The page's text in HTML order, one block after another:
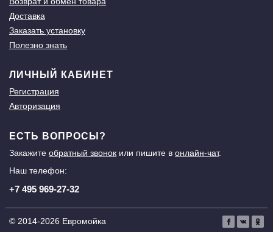
Доставка
Заказать установку
Полезно знать
ЛИЧНЫЙ КАБИНЕТ
Регистрация
Авторизация
ЕСТЬ ВОПРОСЫ?
Закажите обратный звонок или пишите в онлайн-чат.
Наш телефон:
+7 495 969-27-32
© 2014-2026 Евромойка